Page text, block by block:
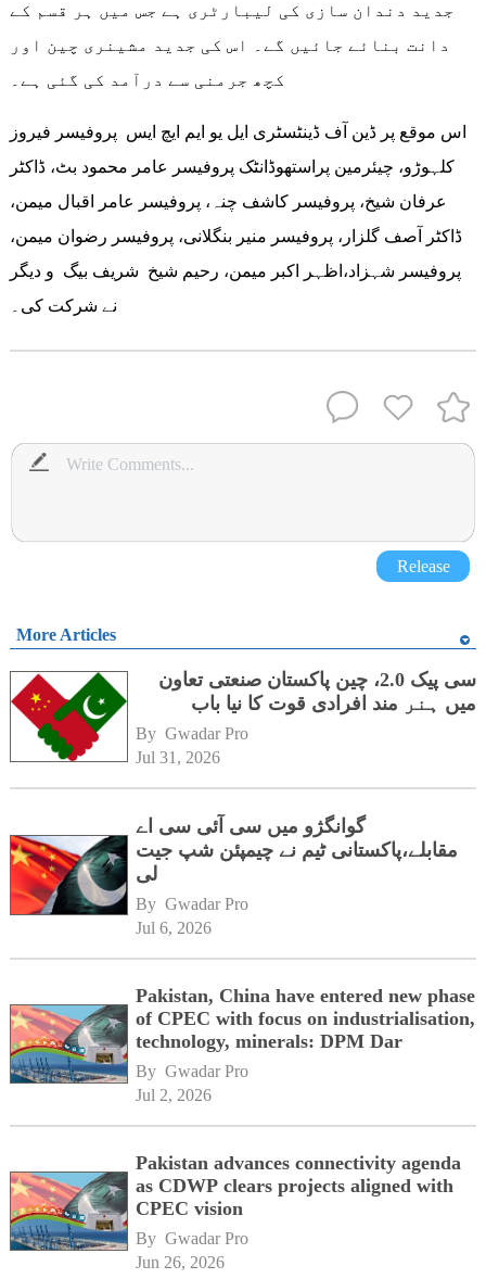
جدید دندان سازی کی لیبارٹری ہے جس میں ہر قسم کے
دانت بنائے جائیں گے۔ اس کی جدید مشینری چین اور
کچھ جرمنی سے درآمد کی گئی ہے۔
اس موقع پر ڈین آف ڈینٹسٹری ایل یو ایم ایچ ایس پروفیسر فیروز
کلہوڑو، چیئرمین پراستھوڈانٹک پروفیسر عامر محمود بٹ، ڈاکٹر
عرفان شیخ، پروفیسر کاشف چنہ، پروفیسر عامر اقبال میمن،
ڈاکٹر آصف گلزار، پروفیسر منیر بنگلانی، پروفیسر رضوان میمن،
پروفیسر شہزاد،اظہر اکبر میمن، رحیم شیخ شریف بیگ و دیگر
نے شرکت کی۔
Release
More Articles
سی پیک 2.0، چین پاکستان صنعتی تعاون
میں ہنر مند افرادی قوت کا نیا باب
By Gwadar Pro
Jul 31, 2026
گوانگژو میں سی آئی سی اے
مقابلے،پاکستانی ٹیم نے چیمپئن شپ جیت
لی
By Gwadar Pro
Jul 6, 2026
Pakistan, China have entered new phase
of CPEC with focus on industrialisation,
technology, minerals: DPM Dar
By Gwadar Pro
Jul 2, 2026
Pakistan advances connectivity agenda
as CDWP clears projects aligned with
CPEC vision
By Gwadar Pro
Jun 26, 2026